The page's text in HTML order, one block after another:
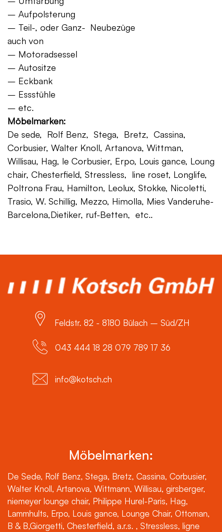
– Aufpolsterung
– Teil-, oder Ganz- Neubezüge
auch von
– Motoradsessel
– Autositze
– Eckbank
– Essstühle
– etc.
Möbelmarken:
De sede, Rolf Benz, Stega, Bretz, Cassina,
Corbusier, Walter Knoll, Artanova, Wittman,
Willisau, Hag, le Corbusier, Erpo, Louis gance, Loung
chair, Chesterfield, Stressless, line roset, Longlife,
Poltrona Frau, Hamilton, Leolux, Stokke, Nicoletti,
Trasio, W. Schillig, Mezzo, Himolla, Mies Vanderuhe-
Barcelona,Dietiker, ruf-Betten, etc..
Feldstr. 82 - 8180 Bülach – Süd/ZH
043 444 18 28 079 789 17 36
info@kotsch.ch
Möbelmarken:
De Sede, Rolf Benz, Stega, Bretz, Cassina, Corbusier,
Walter Knoll, Artanova, Wittmann, Willisau, girsberger,
niemeyer lounge chair, Philippe Hurel-Paris, Hag,
Lammhults, Erpo, Louis gance, Lounge Chair, Ottoman,
B & B,Giorgetti, Chesterfield, a.r.s. , Stressless, ligne